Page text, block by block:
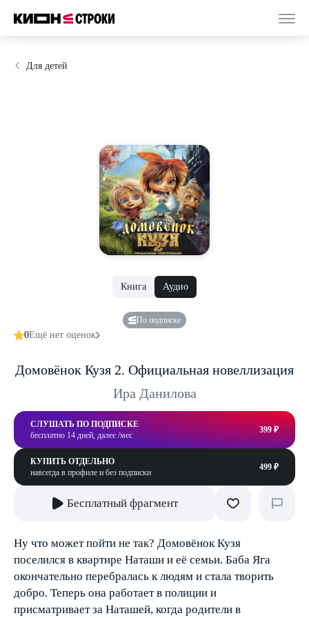
Для детей
Книга Аудио
По подписке
0Ещё нет оценок
Домовёнок Кузя 2. Официальная новеллизация
Ира Данилова
СЛУШАТЬ ПО ПОДПИСКЕ
бесплатно 14 дней, далее /мес
399 ₽
КУПИТЬ ОТДЕЛЬНО
навсегда в профиле и без подписки
499 ₽
Бесплатный фрагмент
Ну что может пойти не так? Домовёнок Кузя
поселился в квартире Наташи и её семьи. Баба Яга
окончательно перебралась к людям и стала творить
добро. Теперь она работает в полиции и
присматривает за Наташей, когда родители в